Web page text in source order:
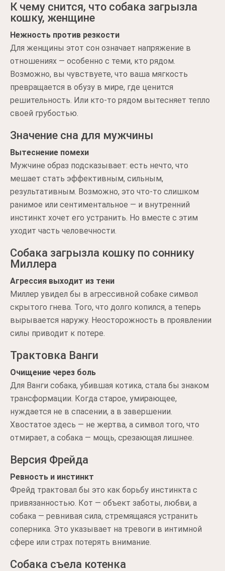
К чему снится, что собака загрызла
кошку, женщине
Нежность против резкости
Для женщины этот сон означает напряжение в
отношениях — особенно с теми, кто рядом.
Возможно, вы чувствуете, что ваша мягкость
превращается в обузу в мире, где ценится
решительность. Или кто-то рядом вытесняет тепло
своей грубостью.
Значение сна для мужчины
Вытеснение помехи
Мужчине образ подсказывает: есть нечто, что
мешает стать эффективным, сильным,
результативным. Возможно, это что-то слишком
ранимое или сентиментальное — и внутренний
инстинкт хочет его устранить. Но вместе с этим
уходит часть человечности.
Собака загрызла кошку по соннику
Миллера
Агрессия выходит из тени
Миллер увидел бы в агрессивной собаке символ
скрытого гнева. Того, что долго копился, а теперь
вырывается наружу. Неосторожность в проявлении
силы приводит к потере.
Трактовка Ванги
Очищение через боль
Для Ванги собака, убившая котика, стала бы знаком
трансформации. Когда старое, умирающее,
нуждается не в спасении, а в завершении.
Хвостатое здесь — не жертва, а символ того, что
отмирает, а собака — мощь, срезающая лишнее.
Версия Фрейда
Ревность и инстинкт
Фрейд трактовал бы это как борьбу инстинкта с
привязанностью. Кот — объект заботы, любви, а
собака — ревнивая сила, стремящаяся устранить
соперника. Это указывает на тревоги в интимной
сфере или страх потерять внимание.
Собака съела котенка